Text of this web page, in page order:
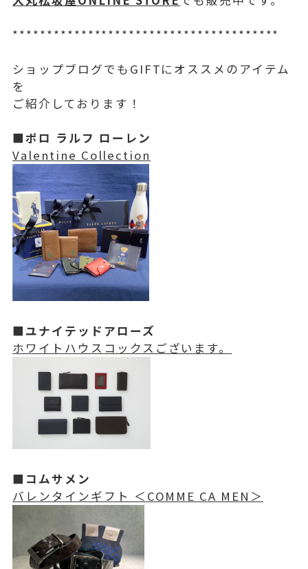
***************************************
ショップブログでもGIFTにオススメのアイテム
を
ご紹介しております！
■ポロ ラルフ ローレン
Valentine Collection
■ユナイテッドアローズ
ホワイトハウスコックスございます。
■コムサメン
バレンタインギフト ＜COMME CA MEN＞